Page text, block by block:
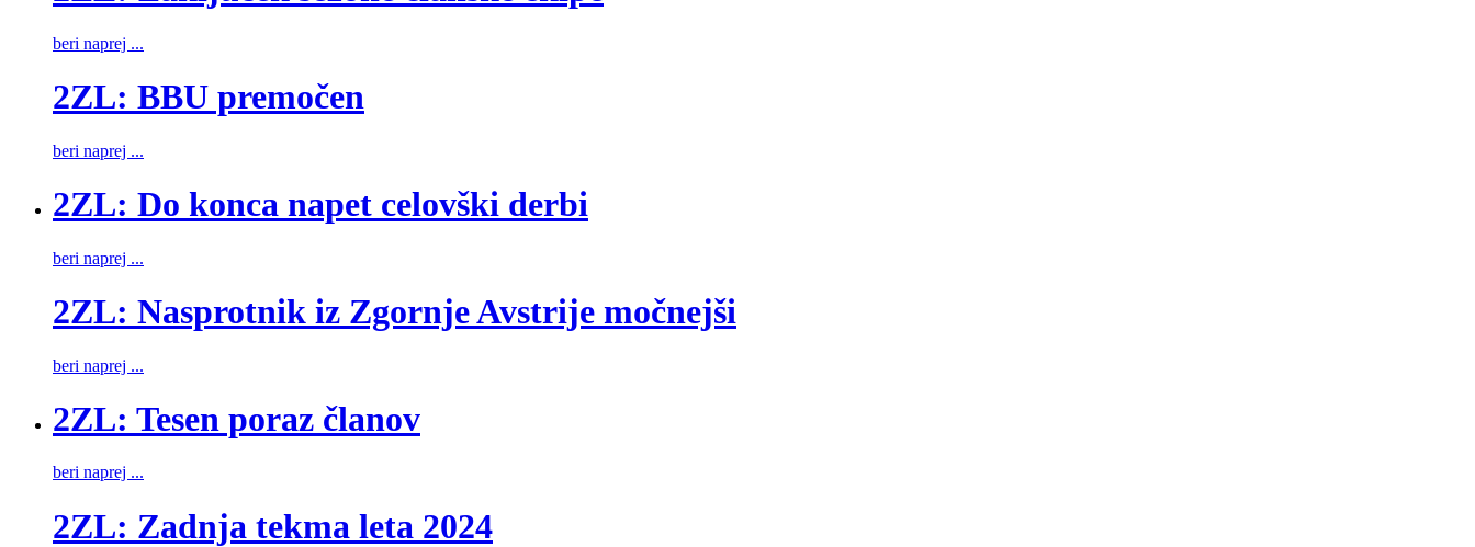
beri naprej ...
2ZL: BBU premočen
beri naprej ...
2ZL: Do konca napet celovški derbi
beri naprej ...
2ZL: Nasprotnik iz Zgornje Avstrije močnejši
beri naprej ...
2ZL: Tesen poraz članov
beri naprej ...
2ZL: Zadnja tekma leta 2024